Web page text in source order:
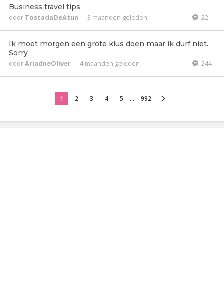
Business travel tips
door TostadaDeAtun - 3 maanden geleden 22
Ik moet morgen een grote klus doen maar ik durf niet.
Sorry
doorAriadneOliver - 4 maanden geleden 244
1 2 3 4 5 ... 992